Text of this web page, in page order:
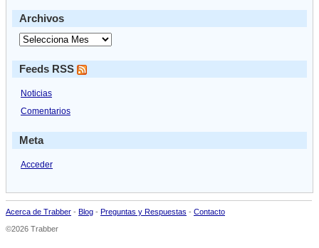
Archivos
Feeds RSS
Noticias
Comentarios
Meta
Acceder
Acerca de Trabber - Blog - Preguntas y Respuestas - Contacto
©2026 Trabber